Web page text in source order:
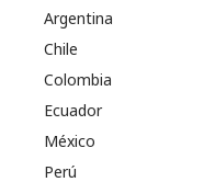
Argentina
Chile
Colombia
Ecuador
México
Perú